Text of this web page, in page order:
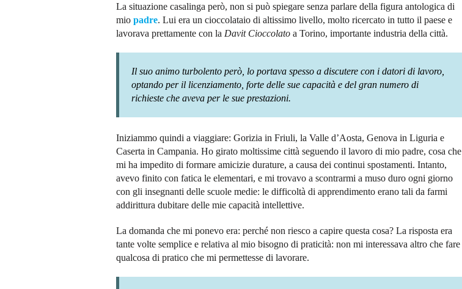
La situazione casalinga però, non si può spiegare senza parlare della figura antologica di
mio padre. Lui era un cioccolataio di altissimo livello, molto ricercato in tutto il paese e
lavorava prettamente con la Davit Cioccolato a Torino, importante industria della città.
Il suo animo turbolento però, lo portava spesso a discutere con i datori di lavoro,
optando per il licenziamento, forte delle sue capacità e del gran numero di
richieste che aveva per le sue prestazioni.
Iniziammo quindi a viaggiare: Gorizia in Friuli, la Valle d’Aosta, Genova in Liguria e
Caserta in Campania. Ho girato moltissime città seguendo il lavoro di mio padre, cosa che
mi ha impedito di formare amicizie durature, a causa dei continui spostamenti. Intanto,
avevo finito con fatica le elementari, e mi trovavo a scontrarmi a muso duro ogni giorno
con gli insegnanti delle scuole medie: le difficoltà di apprendimento erano tali da farmi
addirittura dubitare delle mie capacità intellettive.
La domanda che mi ponevo era: perché non riesco a capire questa cosa? La risposta era
tante volte semplice e relativa al mio bisogno di praticità: non mi interessava altro che fare
qualcosa di pratico che mi permettesse di lavorare.